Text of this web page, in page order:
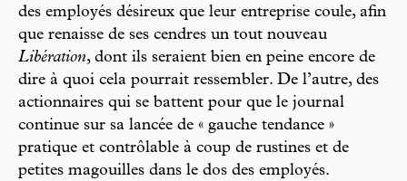
des employés désireux que leur entreprise coule, afin
que renaisse de ses cendres un tout nouveau
Libération, dont ils seraient bien en peine encore de
dire à quoi cela pourrait ressembler. De l’autre, des
actionnaires qui se battent pour que le journal
continue sur sa lancée de « gauche tendance »
pratique et contrôlable à coup de rustines et de
petites magouilles dans le dos des employés.